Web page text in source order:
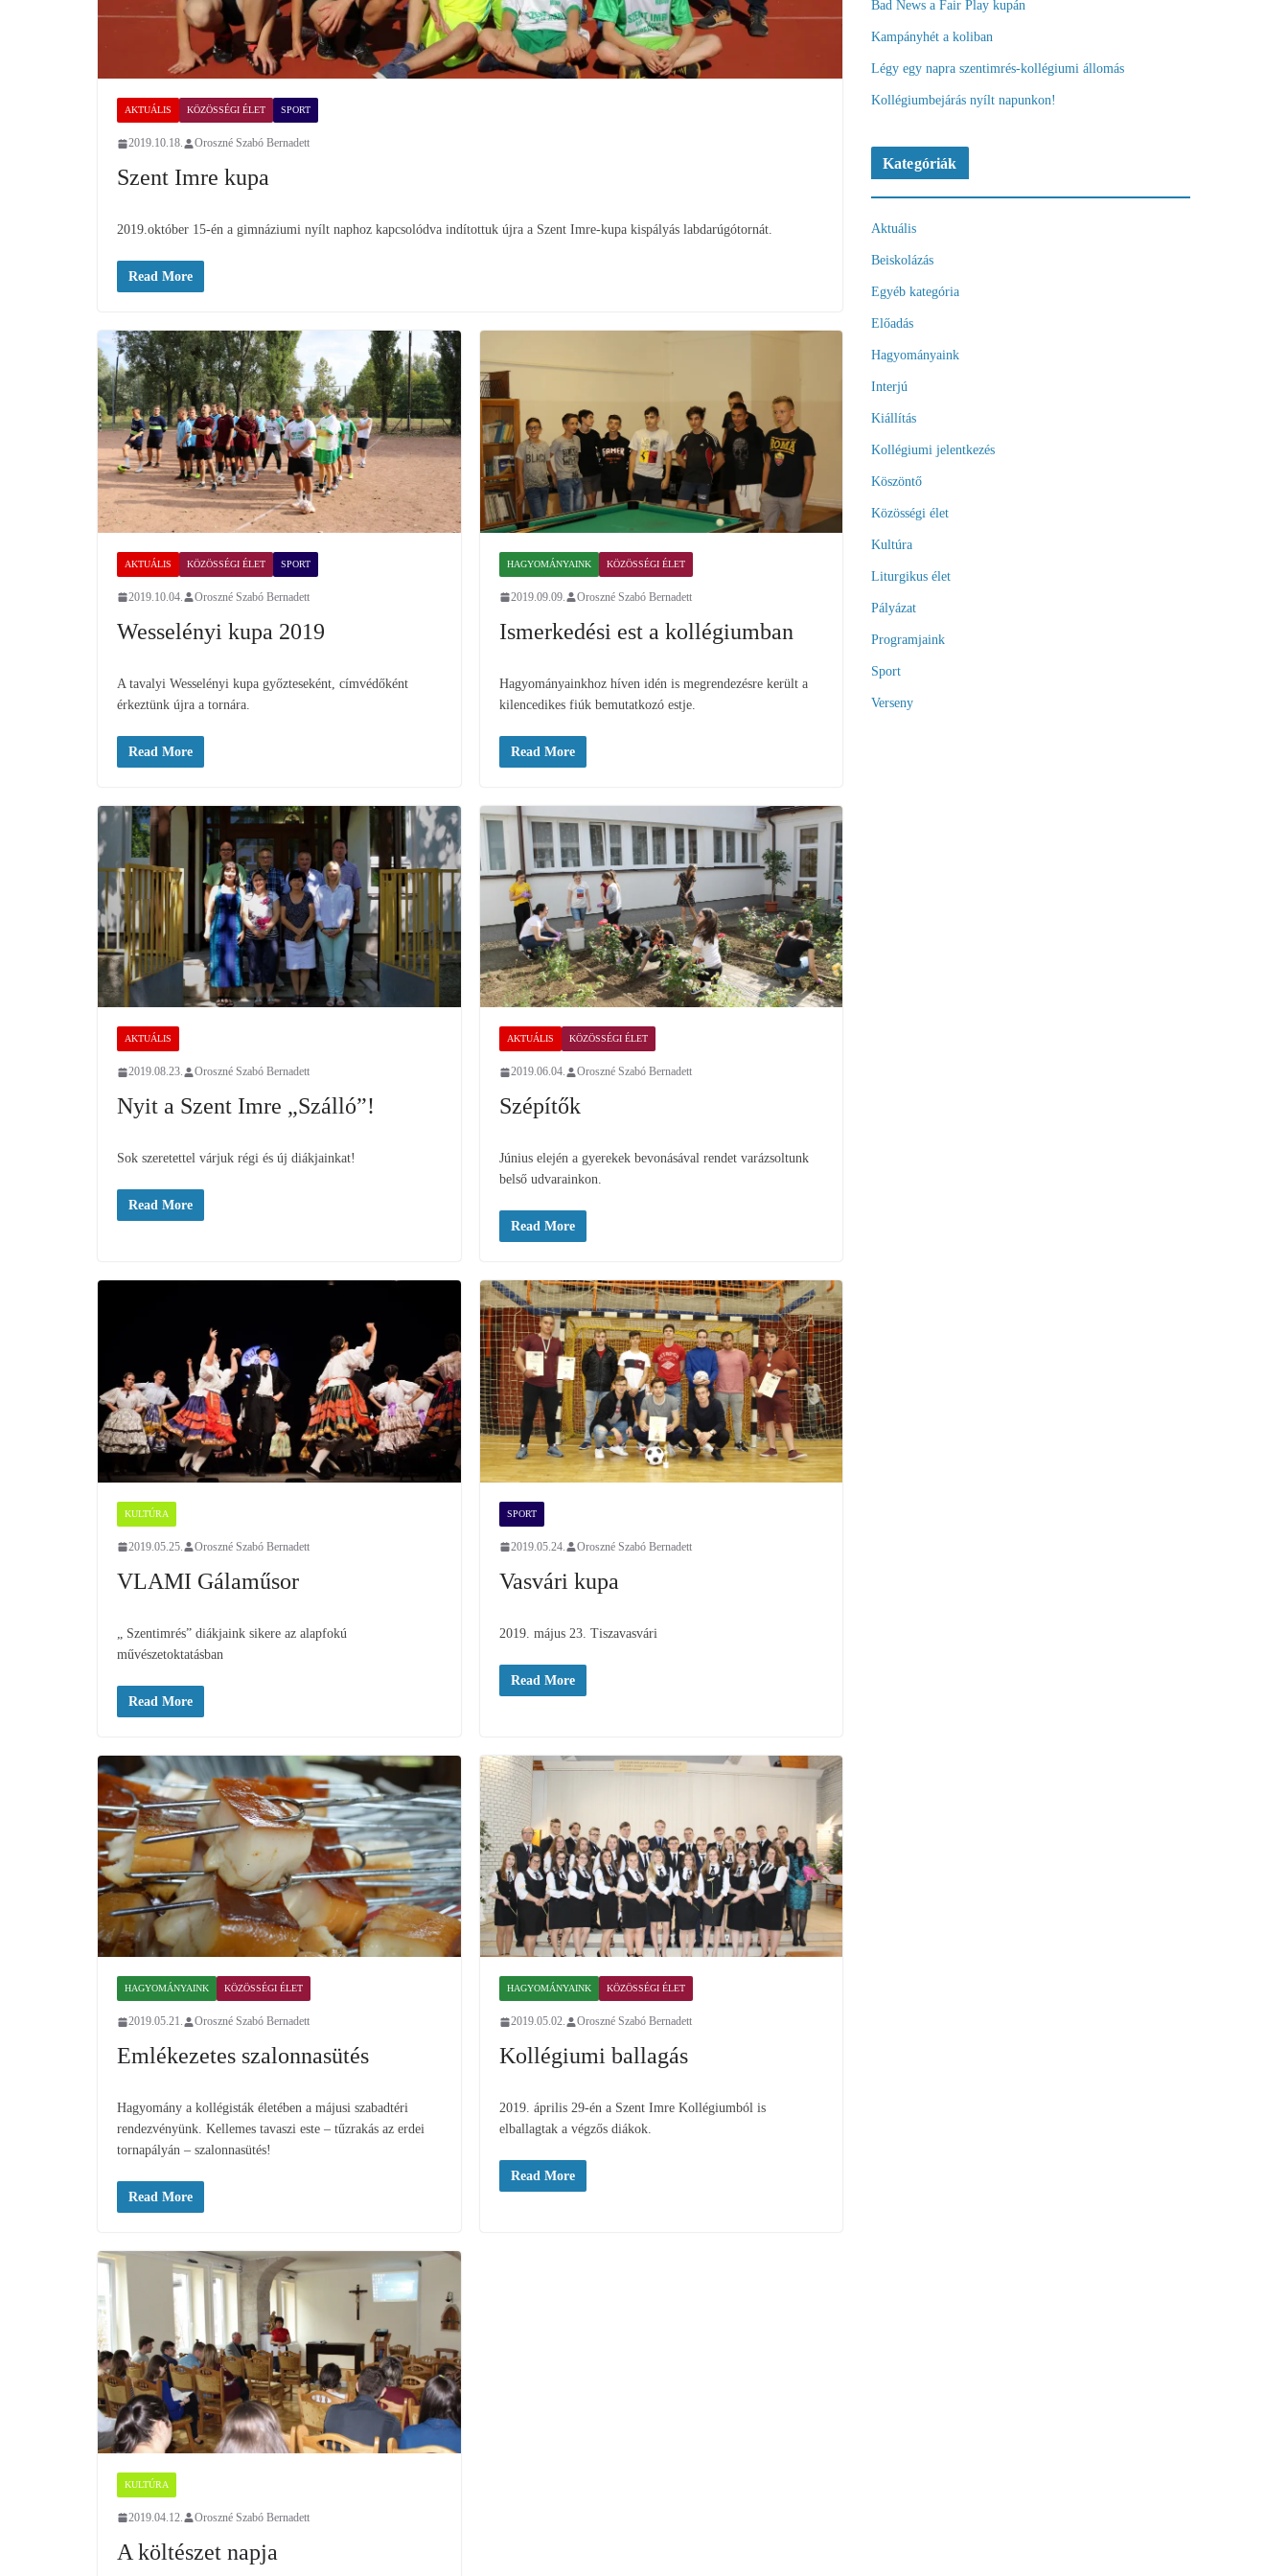
AKTUÁLIS KÖZÖSSÉGI ÉLET SPORT
2019.10.18. Oroszné Szabó Bernadett
Szent Imre kupa
2019.október 15-én a gimnáziumi nyílt naphoz kapcsolódva indítottuk újra a Szent Imre-kupa kispályás labdarúgótornát.
Read More
AKTUÁLIS KÖZÖSSÉGI ÉLET SPORT
2019.10.04. Oroszné Szabó Bernadett
Wesselényi kupa 2019
A tavalyi Wesselényi kupa győzteseként, címvédőként
érkeztünk újra a tornára.
Read More
HAGYOMÁNYAINK KÖZÖSSÉGI ÉLET
2019.09.09. Oroszné Szabó Bernadett
Ismerkedési est a kollégiumban
Hagyományainkhoz híven idén is megrendezésre került a
kilencedikes fiúk bemutatkozó estje.
Read More
AKTUÁLIS
2019.08.23. Oroszné Szabó Bernadett
Nyit a Szent Imre „Szálló”!
Sok szeretettel várjuk régi és új diákjainkat!
Read More
AKTUÁLIS KÖZÖSSÉGI ÉLET
2019.06.04. Oroszné Szabó Bernadett
Szépítők
Június elején a gyerekek bevonásával rendet varázsoltunk
belső udvarainkon.
Read More
KULTÚRA
2019.05.25. Oroszné Szabó Bernadett
VLAMI Gálaműsor
„ Szentimrés” diákjaink sikere az alapfokú
művészetoktatásban
Read More
SPORT
2019.05.24. Oroszné Szabó Bernadett
Vasvári kupa
2019. május 23. Tiszavasvári
Read More
HAGYOMÁNYAINK KÖZÖSSÉGI ÉLET
2019.05.21. Oroszné Szabó Bernadett
Emlékezetes szalonnasütés
Hagyomány a kollégisták életében a májusi szabadtéri
rendezvényünk. Kellemes tavaszi este – tűzrakás az erdei
tornapályán – szalonnasütés!
Read More
HAGYOMÁNYAINK KÖZÖSSÉGI ÉLET
2019.05.02. Oroszné Szabó Bernadett
Kollégiumi ballagás
2019. április 29-én a Szent Imre Kollégiumból is
elballagtak a végzős diákok.
Read More
KULTÚRA
2019.04.12. Oroszné Szabó Bernadett
A költészet napja
Bad News a Fair Play kupán
Kampányhét a koliban
Légy egy napra szentimrés-kollégiumi állomás
Kollégiumbejárás nyílt napunkon!
Kategóriák
Aktuális
Beiskolázás
Egyéb kategória
Előadás
Hagyományaink
Interjú
Kiállítás
Kollégiumi jelentkezés
Köszöntő
Közösségi élet
Kultúra
Liturgikus élet
Pályázat
Programjaink
Sport
Verseny